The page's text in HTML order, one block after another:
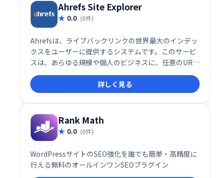
Ahrefs Site Explorer
0.0 (0件)
Ahrefsは、ライブバックリンクの世界最大のインデッ
クスをユーザーに提供するシステムです。このサービ
スは、あらゆる規模や個人のビジネスに、任意のURL
またはWebサイトの詳細なバックリンクプロファイル
を提供する信頼性の高い確実なバックリンクチェッカ
ーツールを提供します。
詳しく見る
Rank Math
0.0 (0件)
WordPressサイトのSEO強化を誰でも簡単・高精度に
行える無料のオールインワンSEOプラグイン